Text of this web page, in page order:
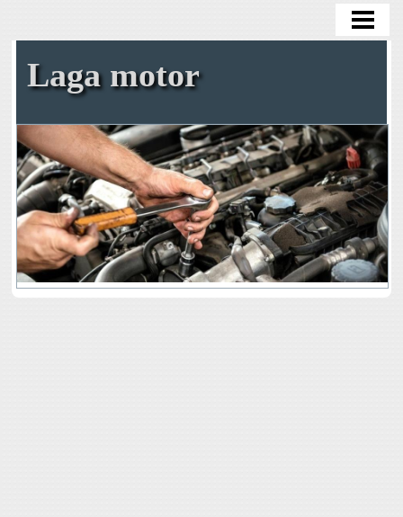
BYTA OLJEFILTER
BYTA KAMREM SJÄLV
TA BORT ROST
BENSIN I DIESELBIL
BLOGG
Laga motor